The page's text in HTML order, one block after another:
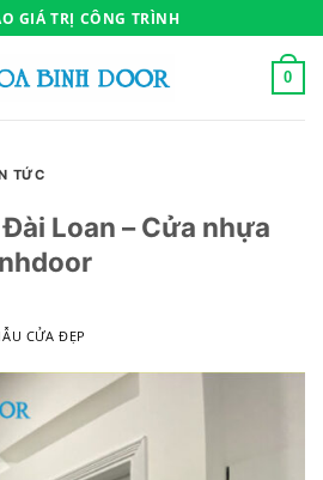
GIÁ TRỊ CÔNG TRÌNH
0
TỨC
Loan – Cửa nhựa
CỬA ĐẸP